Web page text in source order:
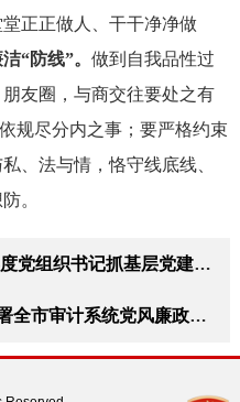
正正做人、干干净净做
“防线”。 做到自我品性过
友圈，与商交往要处之有
规尽分内之事；要严格约束
、法与情，恪守线底线、
。
书记抓基层党建工作述职评议会
系统党风廉政建设和反腐败工作